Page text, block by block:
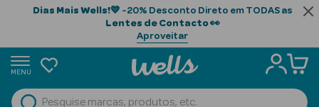
Dias Mais Wells!💙 -20% Desconto Direto em TODAS as
Lentes de Contacto👀
Aproveitar
MENU